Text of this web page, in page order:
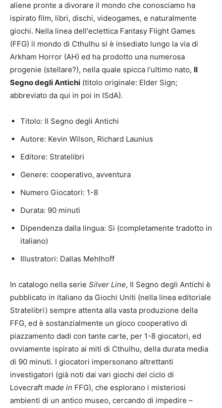
aliene pronte a divorare il mondo che conosciamo ha
ispirato film, libri, dischi, videogames, e naturalmente
giochi. Nella linea dell'eclettica Fantasy Flight Games
(FFG) il mondo di Cthulhu si è insediato lungo la via di
Arkham Horror (AH) ed ha prodotto una numerosa
progenie (stellare?), nella quale spicca l'ultimo nato, Il
Segno degli Antichi (titolo originale: Elder Sign;
abbreviato da qui in poi in ISdA).
Titolo: Il Segno degli Antichi
Autore: Kevin Wilson, Richard Launius
Editore: Stratelibri
Genere: cooperativo, avventura
Numero Giocatori: 1-8
Durata: 90 minuti
Dipendenza dalla lingua: Si (completamente tradotto in
italiano)
Illustratori: Dallas Mehlhoff
In catalogo nella serie Silver Line, Il Segno degli Antichi è
pubblicato in italiano da Giochi Uniti (nella linea editoriale
Stratelibri) sempre attenta alla vasta produzione della
FFG, ed è sostanzialmente un gioco cooperativo di
piazzamento dadi con tante carte, per 1-8 giocatori, ed
ovviamente ispirato ai miti di Cthulhu, della durata media
di 90 minuti. I giocatori impersonano altrettanti
investigatori (già noti dai vari giochi del ciclo di
Lovecraft made in FFG), che esplorano i misteriosi
ambienti di un antico museo, cercando di impedire –